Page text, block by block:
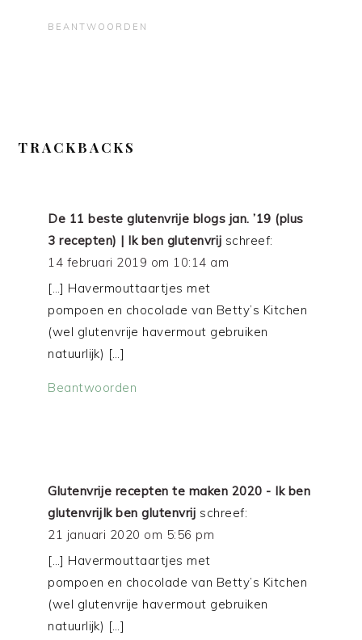
BEANTWOORDEN
TRACKBACKS
De 11 beste glutenvrije blogs jan. ’19 (plus
3 recepten) | Ik ben glutenvrij schreef:
14 februari 2019 om 10:14 am
[…] Havermouttaartjes met
pompoen en chocolade van Betty’s Kitchen
(wel glutenvrije havermout gebruiken
natuurlijk) […]
Beantwoorden
Glutenvrije recepten te maken 2020 - Ik ben
glutenvrijIk ben glutenvrij schreef:
21 januari 2020 om 5:56 pm
[…] Havermouttaartjes met
pompoen en chocolade van Betty’s Kitchen
(wel glutenvrije havermout gebruiken
natuurlijk) […]